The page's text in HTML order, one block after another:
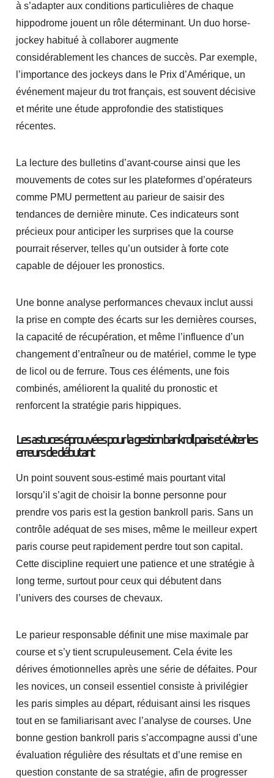
à s’adapter aux conditions particulières de chaque
hippodrome jouent un rôle déterminant. Un duo horse-
jockey habitué à collaborer augmente
considérablement les chances de succès. Par exemple,
l’importance des jockeys dans le Prix d’Amérique, un
événement majeur du trot français, est souvent décisive
et mérite une étude approfondie des statistiques
récentes.
La lecture des bulletins d’avant-course ainsi que les
mouvements de cotes sur les plateformes d’opérateurs
comme PMU permettent au parieur de saisir des
tendances de dernière minute. Ces indicateurs sont
précieux pour anticiper les surprises que la course
pourrait réserver, telles qu’un outsider à forte cote
capable de déjouer les pronostics.
Une bonne analyse performances chevaux inclut aussi
la prise en compte des écarts sur les dernières courses,
la capacité de récupération, et même l’influence d’un
changement d’entraîneur ou de matériel, comme le type
de licol ou de ferrure. Tous ces éléments, une fois
combinés, améliorent la qualité du pronostic et
renforcent la stratégie paris hippiques.
Les astuces éprouvées pour la gestion bankroll paris et éviter les
erreurs de débutant
Un point souvent sous-estimé mais pourtant vital
lorsqu’il s’agit de choisir la bonne personne pour
prendre vos paris est la gestion bankroll paris. Sans un
contrôle adéquat de ses mises, même le meilleur expert
paris course peut rapidement perdre tout son capital.
Cette discipline requiert une patience et une stratégie à
long terme, surtout pour ceux qui débutent dans
l’univers des courses de chevaux.
Le parieur responsable définit une mise maximale par
course et s’y tient scrupuleusement. Cela évite les
dérives émotionnelles après une série de défaites. Pour
les novices, un conseil essentiel consiste à privilégier
les paris simples au départ, réduisant ainsi les risques
tout en se familiarisant avec l’analyse de courses. Une
bonne gestion bankroll paris s’accompagne aussi d’une
évaluation régulière des résultats et d’une remise en
question constante de sa stratégie, afin de progresser